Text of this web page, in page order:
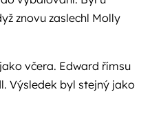
znovu zaslechl Molly
včera. Edward římsu
Výsledek byl stejný jako